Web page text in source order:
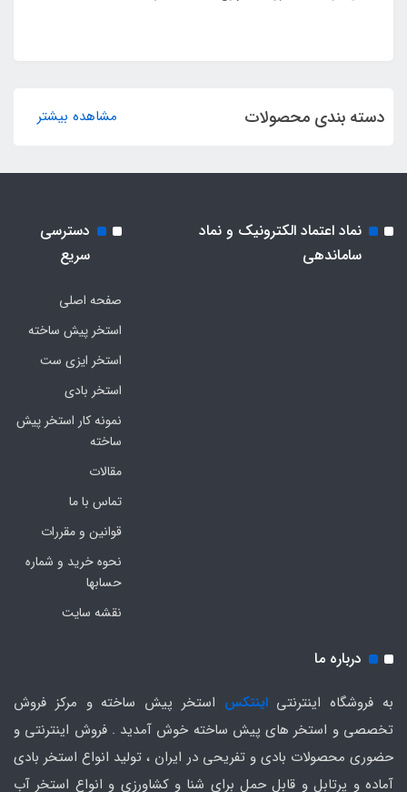
دسته بندی محصولات مشاهده بیشتر
نماد اعتماد الکترونیک و نماد
ساماندهی
دسترسی
سریع
صفحه اصلی
استخر پیش ساخته
استخر ایزی ست
استخر بادی
نمونه کار استخر پیش
ساخته
مقالات
تماس با ما
قوانین و مقررات
نحوه خرید و شماره
حسابها
نقشه سایت
درباره ما
به فروشگاه اینترنتیاینتکس استخر پیش ساخته و مرکز فروش
تخصصی و استخر های پیش ساخته خوش آمدید . فروش اینترنتی و
حضوری محصولات بادی و تفریحی در ایران ، تولید انواع استخر بادی
آماده و پرتابل و قابل حمل برای شنا و کشاورزی و انواع استخر آب